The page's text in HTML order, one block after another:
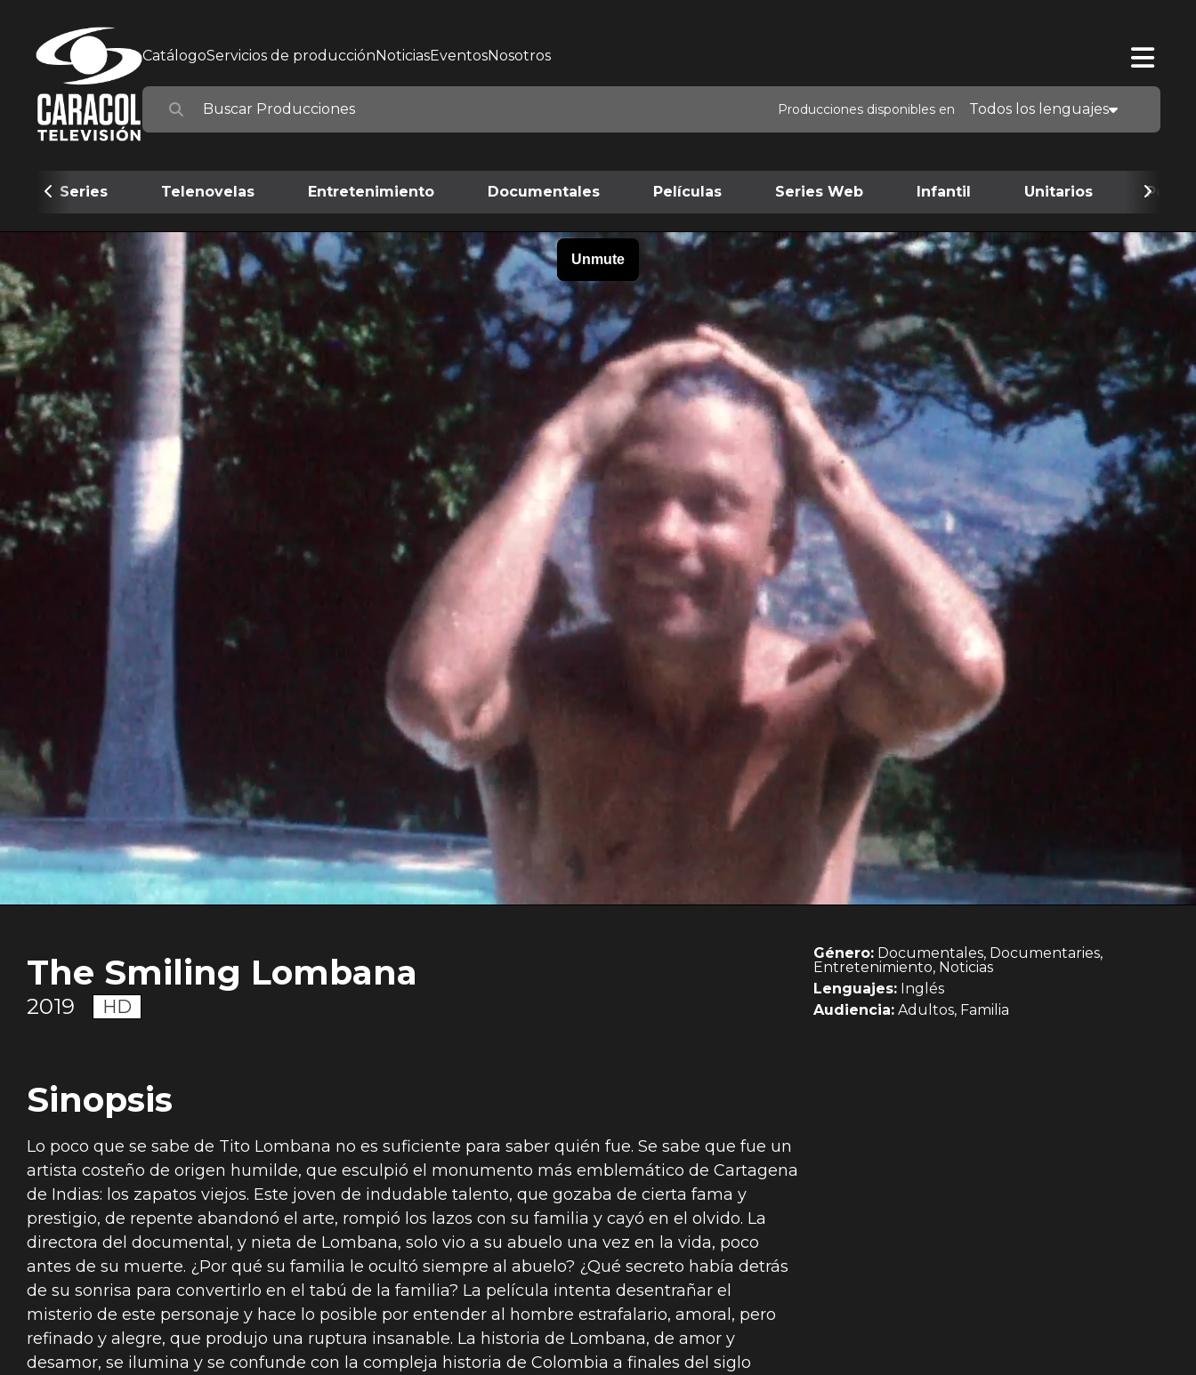
CatálogoServicios de producción NoticiasEventosNosotros
Producciones disponibles en Todos los lenguajes
Series Telenovelas Entretenimiento Documentales Películas Series Web Infantil Unitarios
The Smiling Lombana
2019 HD
Género: Documentales, Documentaries,
Entretenimiento, Noticias
Lenguajes: Inglés
Audiencia: Adultos, Familia
Sinopsis
Lo poco que se sabe de Tito Lombana no es suficiente para saber quién fue. Se sabe que fue un
artista costeño de origen humilde, que esculpió el monumento más emblemático de Cartagena
de Indias: los zapatos viejos. Este joven de indudable talento, que gozaba de cierta fama y
prestigio, de repente abandonó el arte, rompió los lazos con su familia y cayó en el olvido. La
directora del documental, y nieta de Lombana, solo vio a su abuelo una vez en la vida, poco
antes de su muerte. ¿Por qué su familia le ocultó siempre al abuelo? ¿Qué secreto había detrás
de su sonrisa para convertirlo en el tabú de la familia? La película intenta desentrañar el
misterio de este personaje y hace lo posible por entender al hombre estrafalario, amoral, pero
refinado y alegre, que produjo una ruptura insanable. La historia de Lombana, de amor y
desamor, se ilumina y se confunde con la compleja historia de Colombia a finales del siglo